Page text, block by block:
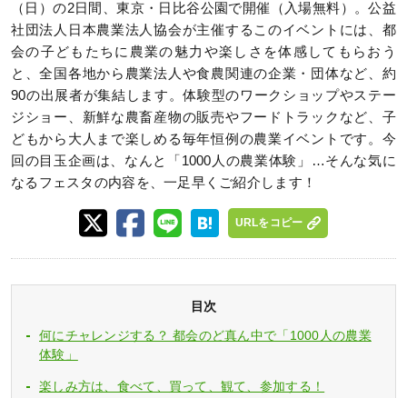
（日）の2日間、東京・日比谷公園で開催（入場無料）。公益
社団法人日本農業法人協会が主催するこのイベントには、都
会の子どもたちに農業の魅力や楽しさを体感してもらおう
と、全国各地から農業法人や食農関連の企業・団体など、約
90の出展者が集結します。体験型のワークショップやステー
ジショー、新鮮な農畜産物の販売やフードトラックなど、子
どもから大人まで楽しめる毎年恒例の農業イベントです。今
回の目玉企画は、なんと「1000人の農業体験」…そんな気に
なるフェスタの内容を、一足早くご紹介します！
URLをコピー
目次
何にチャレンジする？ 都会のど真ん中で「1000人の農業
体験」
楽しみ方は、食べて、買って、観て、参加する！